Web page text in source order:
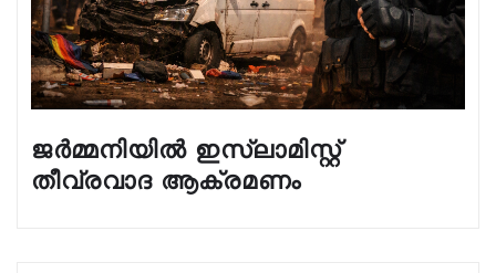
ജർമ്മനിയിൽ ഇസ്ലാമിസ്റ്റ്
തീവ്രവാദ ആക്രമണം